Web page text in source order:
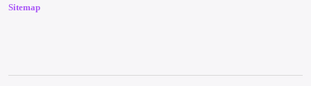
Sitemap